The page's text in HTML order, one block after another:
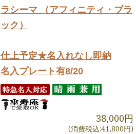
ラシーマ （アフィニティ・ブラ
ック）
仕上予定★名入れなし即納
名入プレート有8/20
38,000円
(消費税込:41,800円)